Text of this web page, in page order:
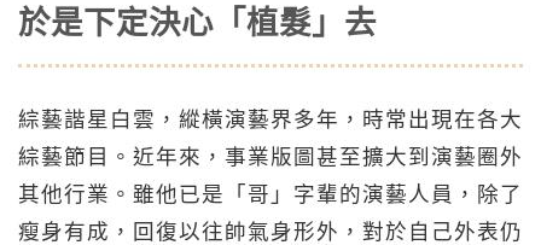
於是下定決心「植髮」去
綜藝諧星白雲，縱橫演藝界多年，時常出現在各大
綜藝節目。近年來，事業版圖甚至擴大到演藝圈外
其他行業。雖他已是「哥」字輩的演藝人員，除了
瘦身有成，回復以往帥氣身形外，對於自己外表仍